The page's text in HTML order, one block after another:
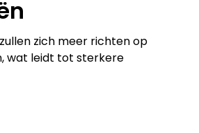
zich meer richten op
wat leidt tot sterkere